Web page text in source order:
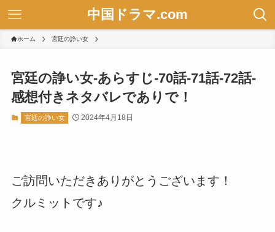
中国ドラマ.com
ホーム 宮廷の諍い女
宮廷の諍い女-あらすじ-70話-71話-72話-
感想付きネタバレでありで！
宮廷の諍い女 2024年4月18日
ご訪問いただきありがとうございます！
クルミットです♪